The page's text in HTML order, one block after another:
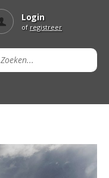
Login
of registreer